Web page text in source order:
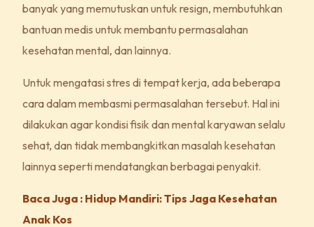
banyak yang memutuskan untuk resign, membutuhkan
bantuan medis untuk membantu permasalahan
kesehatan mental, dan lainnya.
Untuk mengatasi stres di tempat kerja, ada beberapa
cara dalam membasmi permasalahan tersebut. Hal ini
dilakukan agar kondisi fisik dan mental karyawan selalu
sehat, dan tidak membangkitkan masalah kesehatan
lainnya seperti mendatangkan berbagai penyakit.
Baca Juga : Hidup Mandiri: Tips Jaga Kesehatan
Anak Kos